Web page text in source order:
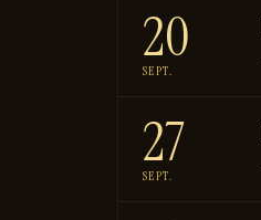
20
SEPT.
27
SEPT.